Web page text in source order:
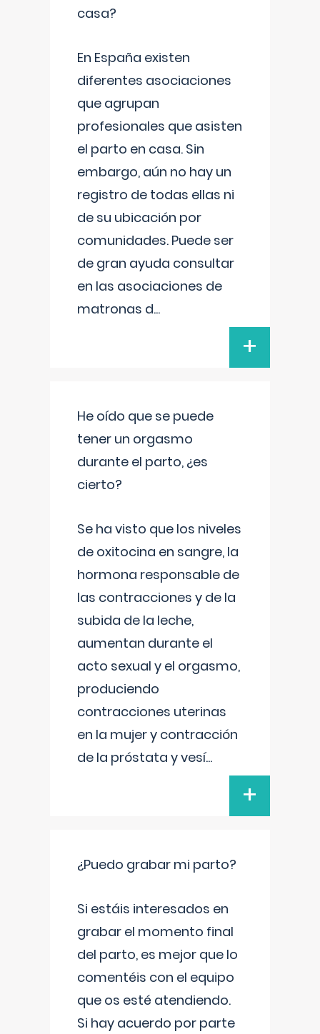
casa?
En España existen
diferentes asociaciones
que agrupan
profesionales que asisten
el parto en casa. Sin
embargo, aún no hay un
registro de todas ellas ni
de su ubicación por
comunidades. Puede ser
de gran ayuda consultar
en las asociaciones de
matronas d...
+
He oído que se puede
tener un orgasmo
durante el parto, ¿es
cierto?
Se ha visto que los niveles
de oxitocina en sangre, la
hormona responsable de
las contracciones y de la
subida de la leche,
aumentan durante el
acto sexual y el orgasmo,
produciendo
contracciones uterinas
en la mujer y contracción
de la próstata y vesí...
+
¿Puedo grabar mi parto?
Si estáis interesados en
grabar el momento final
del parto, es mejor que lo
comentéis con el equipo
que os esté atendiendo.
Si hay acuerdo por parte